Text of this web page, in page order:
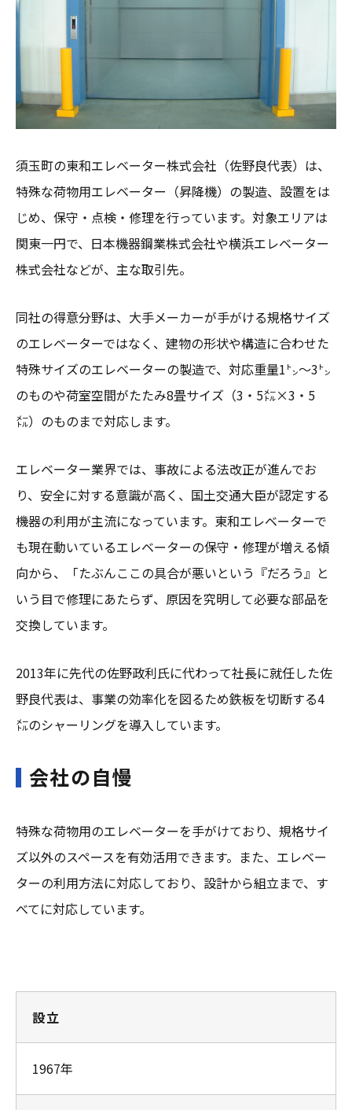
須玉町の東和エレベーター株式会社（佐野良代表）は、
特殊な荷物用エレベーター（昇降機）の製造、設置をは
じめ、保守・点検・修理を行っています。対象エリアは
関東一円で、日本機器鋼業株式会社や横浜エレベーター
株式会社などが、主な取引先。
同社の得意分野は、大手メーカーが手がける規格サイズ
のエレベーターではなく、建物の形状や構造に合わせた
特殊サイズのエレベーターの製造で、対応重量1㌧〜3㌧
のものや荷室空間がたたみ8畳サイズ（3・5㍍×3・5
㍍）のものまで対応します。
エレベーター業界では、事故による法改正が進んでお
り、安全に対する意識が高く、国土交通大臣が認定する
機器の利用が主流になっています。東和エレベーターで
も現在動いているエレベーターの保守・修理が増える傾
向から、「たぶんここの具合が悪いという『だろう』と
いう目で修理にあたらず、原因を究明して必要な部品を
交換しています。
2013年に先代の佐野政利氏に代わって社長に就任した佐
野良代表は、事業の効率化を図るため鉄板を切断する4
㍍のシャーリングを導入しています。
会社の自慢
特殊な荷物用のエレベーターを手がけており、規格サイ
ズ以外のスペースを有効活用できます。また、エレベー
ターの利用方法に対応しており、設計から組立まで、す
べてに対応しています。
設立
1967年